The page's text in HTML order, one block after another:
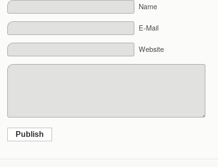
Name
E-Mail
Website
Publish